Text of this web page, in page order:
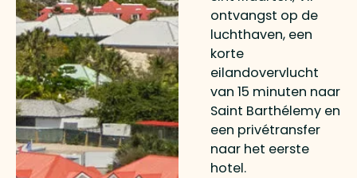
ontvangst op de
luchthaven, een
korte
eilandovervlucht
van 15 minuten naar
Saint Barthélemy en
een privétransfer
naar het eerste
hotel.